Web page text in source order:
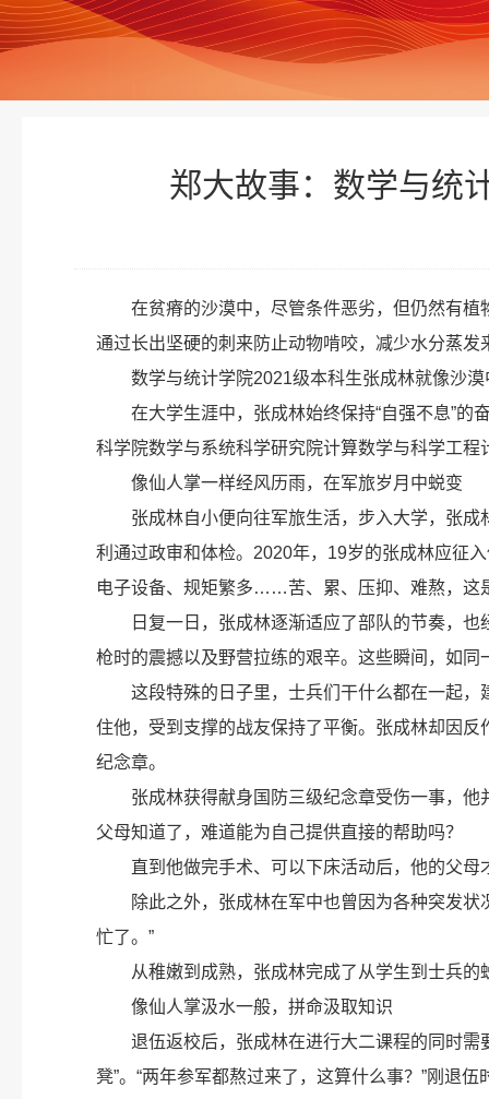
郑大故事：数学与统
在贫瘠的沙漠中，尽管条件恶劣，但仍然有
通过长出坚硬的刺来防止动物啃咬，减少水分蒸发
数学与统计学院2021级本科生张成林就像沙
在大学生涯中，张成林始终保持“自强不息”
科学院数学与系统科学研究院计算数学与科学工
像仙人掌一样经风历雨，在军旅岁月中蜕变
张成林自小便向往军旅生活，步入大学，张
利通过政审和体检。2020年，19岁的张成林应征
电子设备、规矩繁多……苦、累、压抑、难熬，这
日复一日，张成林逐渐适应了部队的节奏，
枪时的震撼以及野营拉练的艰辛。这些瞬间，如
这段特殊的日子里，士兵们干什么都在一起
住他，受到支撑的战友保持了平衡。张成林却因
纪念章。
张成林获得献身国防三级纪念章受伤一事，
父母知道了，难道能为自己提供直接的帮助吗？
直到他做完手术、可以下床活动后，他的父母
除此之外，张成林在军中也曾因为各种突发
忙了。”
从稚嫩到成熟，张成林完成了从学生到士兵
像仙人掌汲水一般，拼命汲取知识
退伍返校后，张成林在进行大二课程的同时
凳”。“两年参军都熬过来了，这算什么事？”刚退